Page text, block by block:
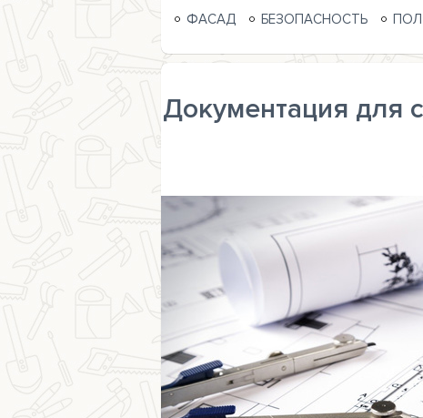
ФАСАД
БЕЗОПАСНОСТЬ ПОЛ
Документация для